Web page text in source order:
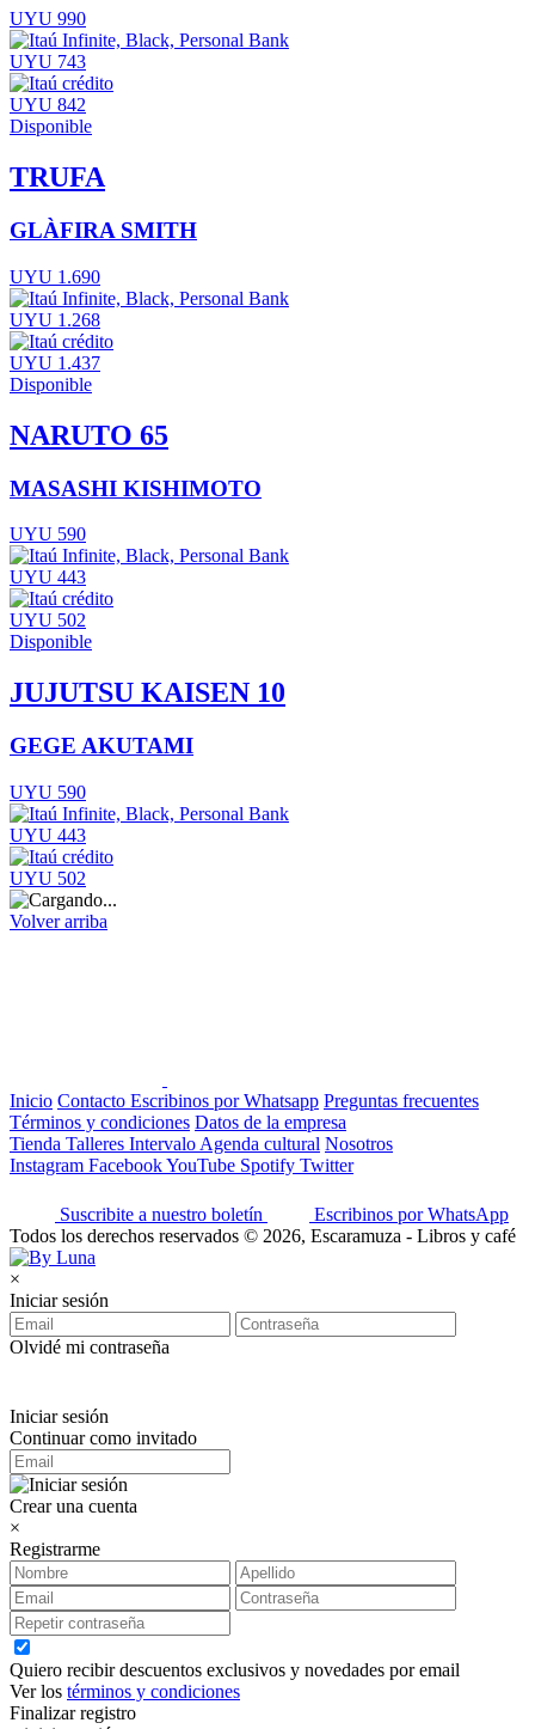
UYU 990
UYU 743
UYU 842
Disponible
TRUFA
GLÀFIRA SMITH
UYU 1.690
UYU 1.268
UYU 1.437
Disponible
NARUTO 65
MASASHI KISHIMOTO
UYU 590
UYU 443
UYU 502
Disponible
JUJUTSU KAISEN 10
GEGE AKUTAMI
UYU 590
UYU 443
UYU 502
Volver arriba
Inicio Contacto Escribinos por Whatsapp Preguntas frecuentes
Términos y condiciones Datos de la empresa
Tienda Talleres Intervalo Agenda cultural Nosotros
Instagram FacebookYouTube Spotify Twitter
Suscribite a nuestro boletín
Escribinos por WhatsApp
Todos los derechos reservados © 2026, Escaramuza - Libros y café
×
Iniciar sesión
Olvidé mi contraseña
Iniciar sesión
Continuar como invitado
Crear una cuenta
×
Registrarme
Quiero recibir descuentos exclusivos y novedades por email
Ver los términos y condiciones
Finalizar registro